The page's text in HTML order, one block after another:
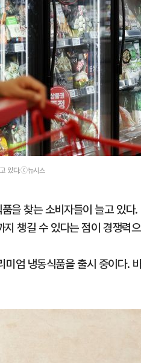
고 있다.ⓒ뉴시스
을 찾는 소비자들이 늘고 있
챙길 수 있다는 점이 경쟁력
엄 냉동식품을 출시 중이다.